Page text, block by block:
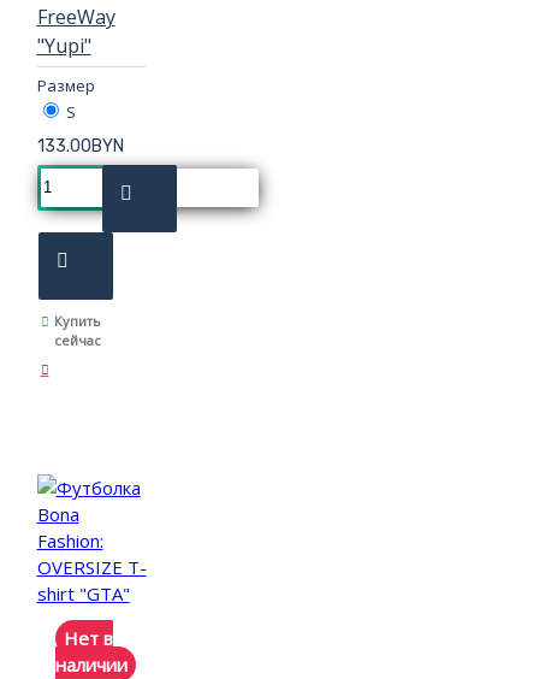
FreeWay
"Yupi"
Размер
S
133.00BYN
Купить
сейчас
Нет в
наличии